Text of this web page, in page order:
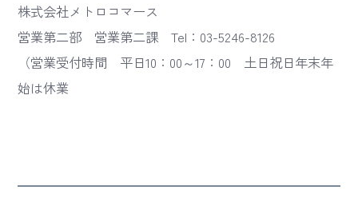
株式会社メトロコマース
営業第二部 営業第二課 Tel：03-5246-8126
（営業受付時間 平日10：00～17：00 土日祝日年末年
始は休業